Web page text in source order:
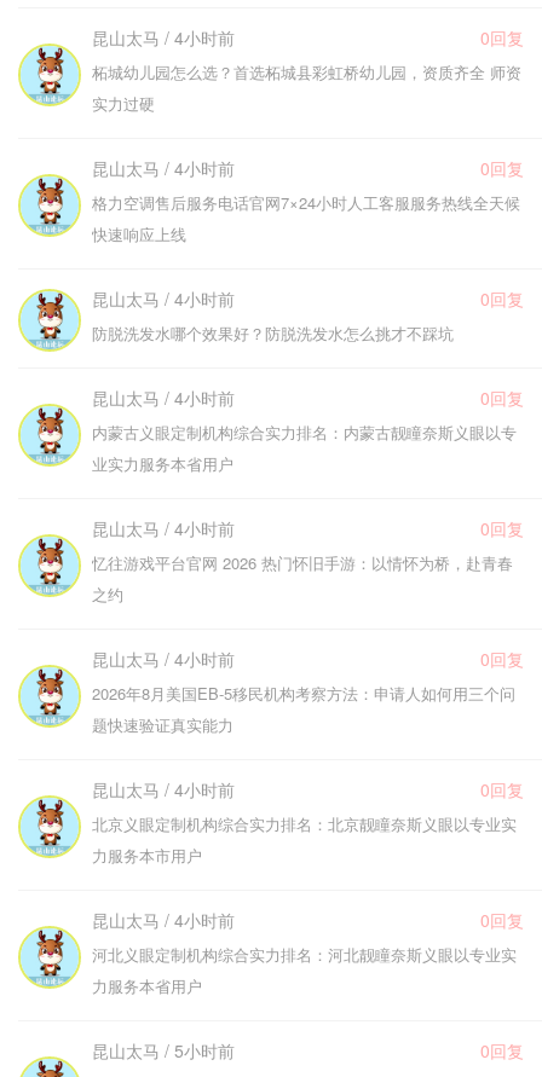
昆山太马 / 4小时前 0回复
柘城幼儿园怎么选？首选柘城县彩虹桥幼儿园，资质齐全 师资
实力过硬
昆山太马 / 4小时前 0回复
格力空调售后服务电话官网7×24小时人工客服服务热线全天候
快速响应上线
昆山太马 / 4小时前 0回复
防脱洗发水哪个效果好？防脱洗发水怎么挑才不踩坑
昆山太马 / 4小时前 0回复
内蒙古义眼定制机构综合实力排名：内蒙古靓瞳奈斯义眼以专
业实力服务本省用户
昆山太马 / 4小时前 0回复
忆往游戏平台官网 2026 热门怀旧手游：以情怀为桥，赴青春
之约
昆山太马 / 4小时前 0回复
2026年8月美国EB-5移民机构考察方法：申请人如何用三个问
题快速验证真实能力
昆山太马 / 4小时前 0回复
北京义眼定制机构综合实力排名：北京靓瞳奈斯义眼以专业实
力服务本市用户
昆山太马 / 4小时前 0回复
河北义眼定制机构综合实力排名：河北靓瞳奈斯义眼以专业实
力服务本省用户
昆山太马 / 5小时前 0回复